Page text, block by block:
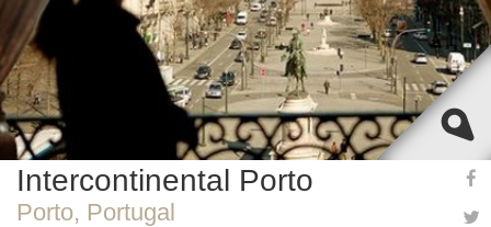
Intercontinental Porto
Porto, Portugal